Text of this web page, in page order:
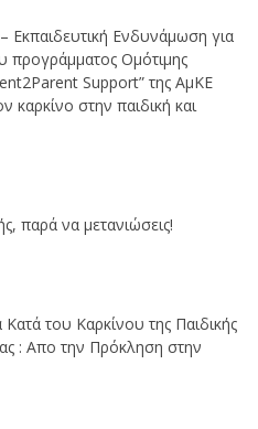
Εκπαιδευτική Ενδυνάμωση για
προγράμματος Ομότιμης
Support” της ΑμΚΕ
στην παιδική και
παρά να μετανιώσεις!
του Καρκίνου της Παιδικής
: Απο την Πρόκληση στην